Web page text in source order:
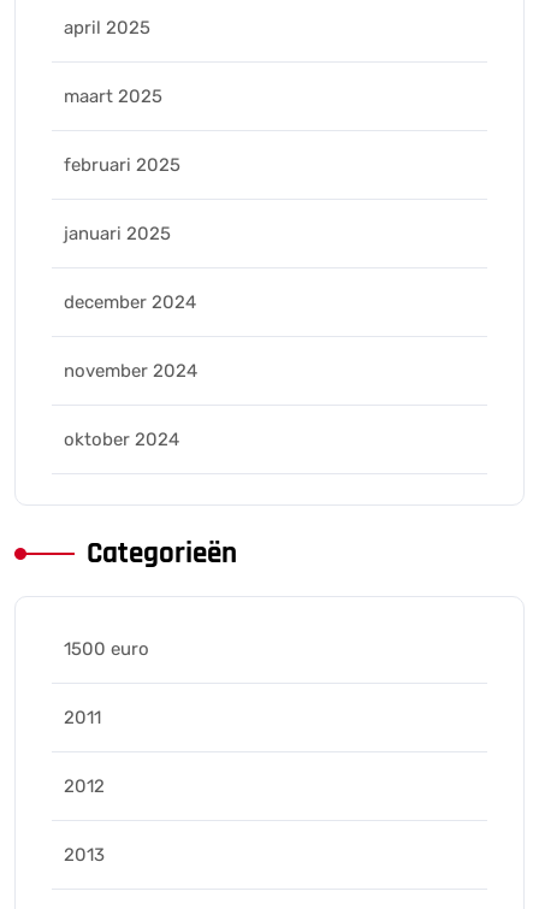
april 2025
maart 2025
februari 2025
januari 2025
december 2024
november 2024
oktober 2024
Categorieën
1500 euro
2011
2012
2013